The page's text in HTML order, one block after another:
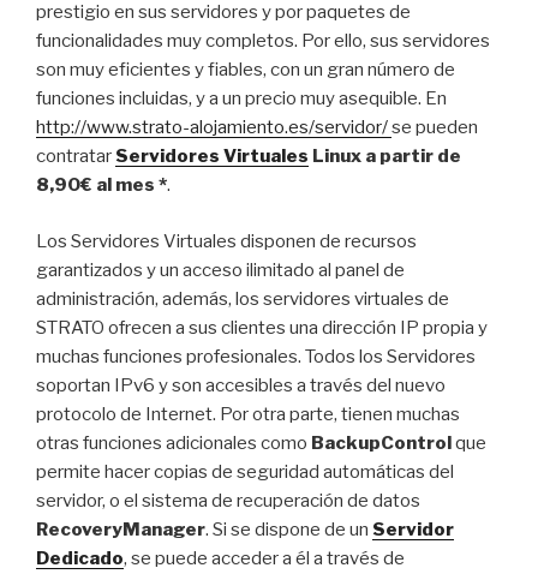
prestigio en sus servidores y por paquetes de
funcionalidades muy completos. Por ello, sus servidores
son muy eficientes y fiables, con un gran número de
funciones incluidas, y a un precio muy asequible. En
http://www.strato-alojamiento.es/servidor/se pueden
contratar Servidores Virtuales Linux a partir de
8,90€ al mes *.
Los Servidores Virtuales disponen de recursos
garantizados y un acceso ilimitado al panel de
administración, además, los servidores virtuales de
STRATO ofrecen a sus clientes una dirección IP propia y
muchas funciones profesionales. Todos los Servidores
soportan IPv6 y son accesibles a través del nuevo
protocolo de Internet. Por otra parte, tienen muchas
otras funciones adicionales como BackupControlque
permite hacer copias de seguridad automáticas del
servidor, o el sistema de recuperación de datos
RecoveryManager. Si se dispone de un Servidor
Dedicado, se puede acceder a él a través de